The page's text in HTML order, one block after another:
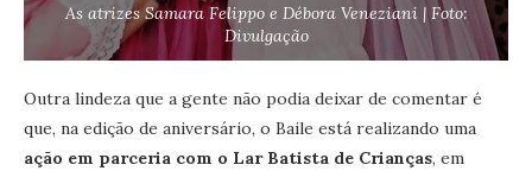
As atrizes Samara Felippo e Débora Veneziani | Foto:
Divulgação
Outra lindeza que a gente não podia deixar de comentar é
que, na edição de aniversário, o Baile está realizando uma
ação em parceria com o Lar Batista de Crianças, em